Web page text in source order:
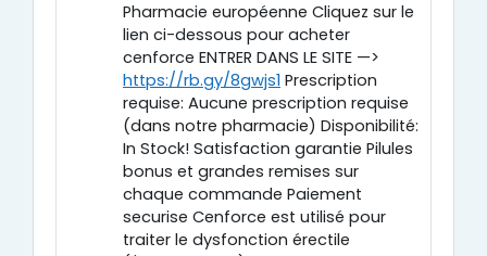
Pharmacie européenne Cliquez sur le
lien ci-dessous pour acheter
cenforce ENTRER DANS LE SITE —>
https://rb.gy/8gwjs1 Prescription
requise: Aucune prescription requise
(dans notre pharmacie) Disponibilité:
In Stock! Satisfaction garantie Pilules
bonus et grandes remises sur
chaque commande Paiement
securise Cenforce est utilisé pour
traiter le dysfonction érectile